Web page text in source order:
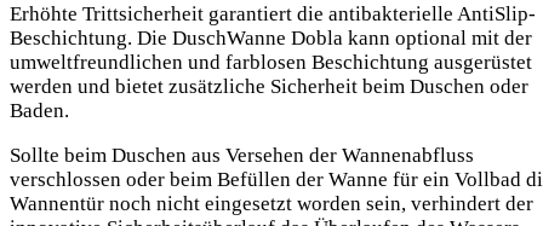
Erhöhte Trittsicherheit garantiert die antibakterielle AntiSlip-
Beschichtung. Die DuschWanne Dobla kann optional mit der
umweltfreundlichen und farblosen Beschichtung ausgerüstet
werden und bietet zusätzliche Sicherheit beim Duschen oder
Baden.
Sollte beim Duschen aus Versehen der Wannenabfluss
verschlossen oder beim Befüllen der Wanne für ein Vollbad
Wannentür noch nicht eingesetzt worden sein, verhindert der